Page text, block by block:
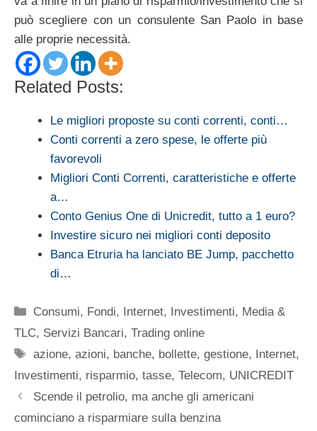
può scegliere con un consulente San Paolo in base
alle proprie necessità.
Related Posts:
Le migliori proposte su conti correnti, conti…
Conti correnti a zero spese, le offerte più
favorevoli
Migliori Conti Correnti, caratteristiche e offerte
a…
Conto Genius One di Unicredit, tutto a 1 euro?
Investire sicuro nei migliori conti deposito
Banca Etruria ha lanciato BE Jump, pacchetto
di…
Categorie
Consumi, Fondi, Internet, Investimenti, Media &
TLC, Servizi Bancari, Trading online
Tag
azione,azioni, banche, bollette,gestione, Internet,
Investimenti, risparmio, tasse, Telecom, UNICREDIT
Scende il petrolio, ma anche gli americani
cominciano a risparmiare sulla benzina